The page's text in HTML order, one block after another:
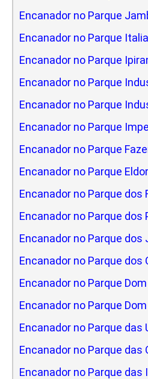
Encanador no Parque
Encanador no Parque Italia
Encanador no Parque
Encanador no Parque
Encanador no Parque
Encanador no Parque
Encanador no Parque
Encanador no Parque
Encanador no Parque dos
Encanador no Parque dos
Encanador no Parque dos
Encanador no Parque dos
Encanador no Parque
Encanador no Parque
Encanador no Parque das
Encanador no Parque das
Encanador no Parque das